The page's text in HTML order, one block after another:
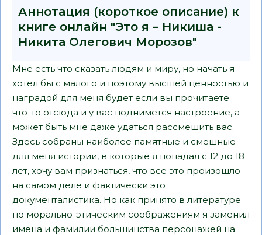
Аннотация (короткое описание) к
книге онлайн "Это я – Никиша -
Никита Олегович Морозов"
Мне есть что сказать людям и миру, но начать я
хотел бы с малого и поэтому высшей ценностью и
наградой для меня будет если вы прочитаете
что-то отсюда и у вас поднимется настроение, а
может быть мне даже удаться рассмешить вас.
Здесь собраны наиболее памятные и смешные
для меня истории, в которые я попадал с 12 до 18
лет, хочу вам признаться, что все это произошло
на самом деле и фактически это
документалистика. Но как принято в литературе
по морально-этическим соображениям я заменил
имена и фамилии большинства персонажей на